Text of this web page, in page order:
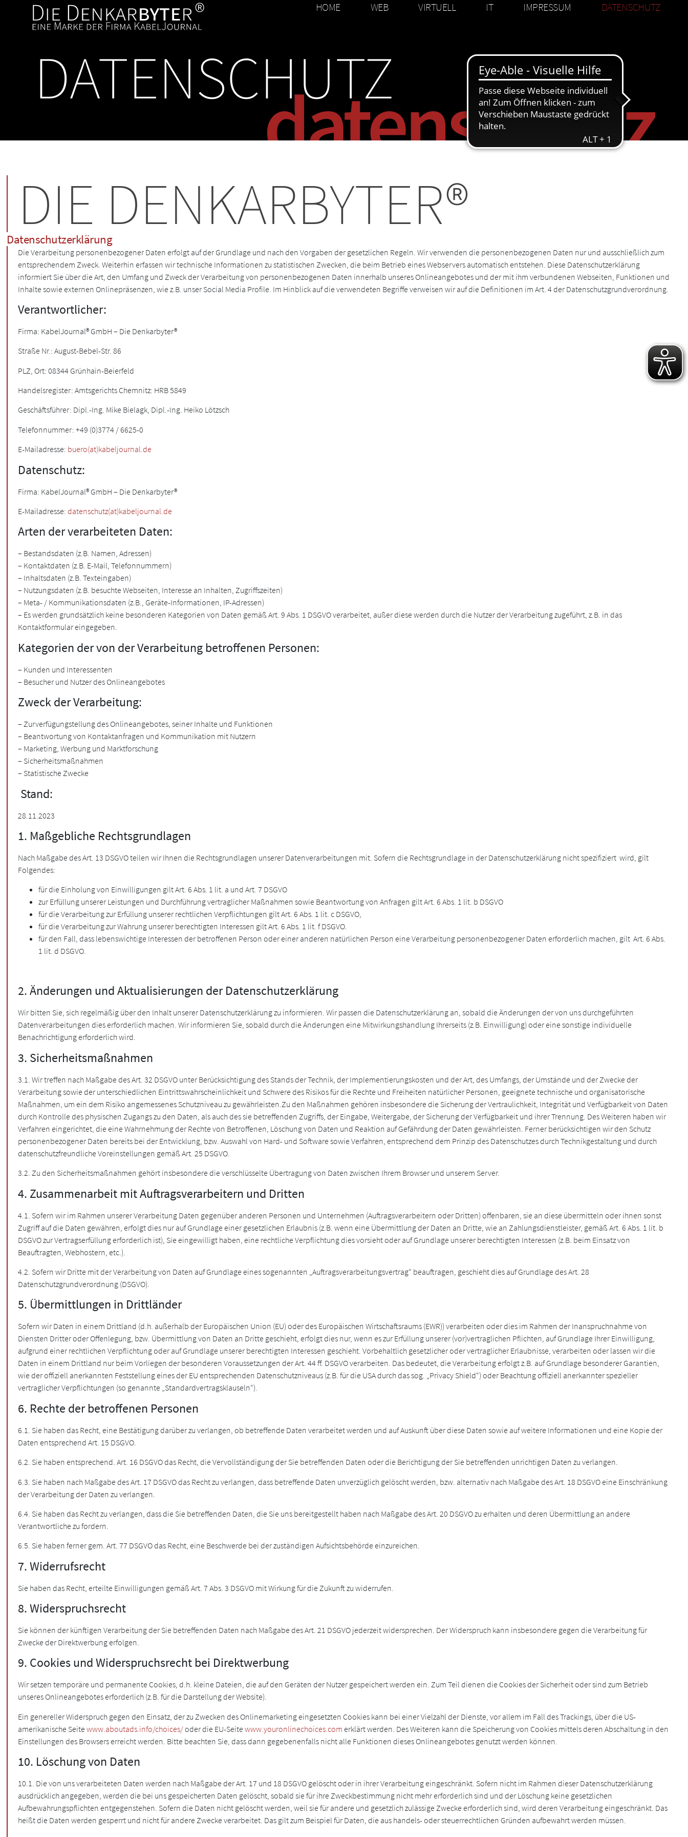
HOME WEB VIRTUELL IT IMPRESSUM DATENSCHUTZ
DATENSCHUTZdatenschutz
DIE DENKARBYTER®
Datenschutzerklärung
Die Verarbeitung personenbezogener Daten erfolgt auf der Grundlage und nach den Vorgaben der gesetzlichen Regeln. Wir verwenden die personenbezogenen Daten nur und ausschließlich zum
entsprechendem Zweck. Weiterhin erfassen wir technische Informationen zu statistischen Zwecken, die beim Betrieb eines Webservers automatisch entstehen. Diese Datenschutzerklärung
informiert Sie über die Art, den Umfang und Zweck der Verarbeitung von personenbezogenen Daten innerhalb unseres Onlineangebotes und der mit ihm verbundenen Webseiten, Funktionen und
Inhalte sowie externen Onlinepräsenzen, wie z.B. unser Social Media Profile. Im Hinblick auf die verwendeten Begriffe verweisen wir auf die Definitionen im Art. 4 der Datenschutzgrundverordnung.
Verantwortlicher:
Firma: KabelJournal® GmbH – Die Denkarbyter®
Straße Nr.: August-Bebel-Str. 86
PLZ, Ort: 08344 Grünhain-Beierfeld
Handelsregister: Amtsgerichts Chemnitz: HRB 5849
Geschäftsführer: Dipl.-Ing. Mike Bielagk, Dipl.-Ing. Heiko Lötzsch
Telefonnummer: +49 (0)3774 / 6625-0
E-Mailadresse: buero(at)kabeljournal.de
Datenschutz:
Firma: KabelJournal® GmbH – Die Denkarbyter®
E-Mailadresse:datenschutz(at)kabeljournal.de
Arten der verarbeiteten Daten:
– Bestandsdaten (z.B. Namen, Adressen)
– Kontaktdaten (z.B. E-Mail, Telefonnummern)
– Inhaltsdaten (z.B. Texteingaben)
– Nutzungsdaten (z.B. besuchte Webseiten, Interesse an Inhalten, Zugriffszeiten)
– Meta- / Kommunikationsdaten (z.B., Geräte-Informationen, IP-Adressen)
– Es werden grundsätzlich keine besonderen Kategorien von Daten gemäß Art. 9 Abs. 1 DSGVO verarbeitet, außer diese werden durch die Nutzer der Verarbeitung zugeführt, z.B. in das
Kontaktformular eingegeben.
Kategorien der von der Verarbeitung betroffenen Personen:
– Kunden und Interessenten
– Besucher und Nutzer des Onlineangebotes
Zweck der Verarbeitung:
– Zurverfügungstellung des Onlineangebotes, seiner Inhalte und Funktionen
– Beantwortung von Kontaktanfragen und Kommunikation mit Nutzern
– Marketing, Werbung und Marktforschung
– Sicherheitsmaßnahmen
– Statistische Zwecke
Stand:
28.11.2023
1. Maßgebliche Rechtsgrundlagen
Nach Maßgabe des Art. 13 DSGVO teilen wir Ihnen die Rechtsgrundlagen unserer Datenverarbeitungen mit. Sofern die Rechtsgrundlage in der Datenschutzerklärung nicht spezifiziert wird, gilt
Folgendes:
für die Einholung von Einwilligungen gilt Art. 6 Abs. 1 lit. a und Art. 7 DSGVO
zur Erfüllung unserer Leistungen und Durchführung vertraglicher Maßnahmen sowie Beantwortung von Anfragen gilt Art. 6 Abs. 1 lit. b DSGVO
für die Verarbeitung zur Erfüllung unserer rechtlichen Verpflichtungen gilt Art. 6 Abs. 1 lit. c DSGVO,
für die Verarbeitung zur Wahrung unserer berechtigten Interessen gilt Art. 6 Abs. 1 lit. f DSGVO.
für den Fall, dass lebenswichtige Interessen der betroffenen Person oder einer anderen natürlichen Person eine Verarbeitung personenbezogener Daten erforderlich machen, gilt Art. 6 Abs.
1 lit. d DSGVO.
2. Änderungen und Aktualisierungen der Datenschutzerklärung
Wir bitten Sie, sich regelmäßig über den Inhalt unserer Datenschutzerklärung zu informieren. Wir passen die Datenschutzerklärung an, sobald die Änderungen der von uns durchgeführten
Datenverarbeitungen dies erforderlich machen. Wir informieren Sie, sobald durch die Änderungen eine Mitwirkungshandlung Ihrerseits (z.B. Einwilligung) oder eine sonstige individuelle
Benachrichtigung erforderlich wird.
3. Sicherheitsmaßnahmen
3.1. Wir treffen nach Maßgabe des Art. 32 DSGVO unter Berücksichtigung des Stands der Technik, der Implementierungskosten und der Art, des Umfangs, der Umstände und der Zwecke der
Verarbeitung sowie der unterschiedlichen Eintrittswahrscheinlichkeit und Schwere des Risikos für die Rechte und Freiheiten natürlicher Personen, geeignete technische und organisatorische
Maßnahmen, um ein dem Risiko angemessenes Schutzniveau zu gewährleisten.Zu den Maßnahmen gehören insbesondere die Sicherung der Vertraulichkeit, Integrität und Verfügbarkeit von Daten
durch Kontrolle des physischen Zugangs zu den Daten, als auch des sie betreffenden Zugriffs, der Eingabe, Weitergabe, der Sicherung der Verfügbarkeit und ihrer Trennung. Des Weiteren haben wir
Verfahren eingerichtet, die eine Wahrnehmung der Rechte von Betroffenen, Löschung von Daten und Reaktion auf Gefährdung der Daten gewährleisten. Ferner berücksichtigen wir den Schutz
personenbezogener Daten bereits bei der Entwicklung, bzw. Auswahl von Hard- und Software sowie Verfahren, entsprechend dem Prinzip des Datenschutzes durch Technikgestaltung und durch
datenschutzfreundliche Voreinstellungen gemäß Art. 25 DSGVO.
3.2. Zu den Sicherheitsmaßnahmen gehört insbesondere die verschlüsselte Übertragung von Daten zwischen Ihrem Browser und unserem Server.
4. Zusammenarbeit mit Auftragsverarbeitern und Dritten
4.1. Sofern wir im Rahmen unserer Verarbeitung Daten gegenüber anderen Personen und Unternehmen (Auftragsverarbeitern oder Dritten) offenbaren, sie an diese übermitteln oder ihnen sonst
Zugriff auf die Daten gewähren, erfolgt dies nur auf Grundlage einer gesetzlichen Erlaubnis (z.B. wenn eine Übermittlung der Daten an Dritte, wie an Zahlungsdienstleister, gemäß Art. 6 Abs. 1 lit. b
DSGVO zur Vertragserfüllung erforderlich ist), Sie eingewilligt haben, eine rechtliche Verpflichtung dies vorsieht oder auf Grundlage unserer berechtigten Interessen (z.B. beim Einsatz von
Beauftragten, Webhostern, etc.).
4.2. Sofern wir Dritte mit der Verarbeitung von Daten auf Grundlage eines sogenannten „Auftragsverarbeitungsvertrag“ beauftragen, geschieht dies auf Grundlage des Art. 28
Datenschutzgrundverordnung (DSGVO).
5. Übermittlungen in Drittländer
Sofern wir Daten in einem Drittland (d.h. außerhalb der Europäischen Union (EU) oder des Europäischen Wirtschaftsraums (EWR)) verarbeiten oder dies im Rahmen der Inanspruchnahme von
Diensten Dritter oder Offenlegung, bzw. Übermittlung von Daten an Dritte geschieht, erfolgt dies nur, wenn es zur Erfüllung unserer (vor)vertraglichen Pflichten, auf Grundlage Ihrer Einwilligung,
aufgrund einer rechtlichen Verpflichtung oder auf Grundlage unserer berechtigten Interessen geschieht. Vorbehaltlich gesetzlicher oder vertraglicher Erlaubnisse, verarbeiten oder lassen wir die
Daten in einem Drittland nur beim Vorliegen der besonderen Voraussetzungen der Art. 44 ff. DSGVO verarbeiten. Das bedeutet, die Verarbeitung erfolgt z.B. auf Grundlage besonderer Garantien,
wie der offiziell anerkannten Feststellung eines der EU entsprechenden Datenschutzniveaus (z.B. für die USA durch das sog. „Privacy Shield“) oder Beachtung offiziell anerkannter spezieller
vertraglicher Verpflichtungen (so genannte „Standardvertragsklauseln“).
6. Rechte der betroffenen Personen
6.1. Sie haben das Recht, eine Bestätigung darüber zu verlangen, ob betreffende Daten verarbeitet werden und auf Auskunft über diese Daten sowie auf weitere Informationen und eine Kopie der
Daten entsprechend Art. 15 DSGVO.
6.2. Sie haben entsprechend. Art. 16 DSGVO das Recht, die Vervollständigung der Sie betreffenden Daten oder die Berichtigung der Sie betreffenden unrichtigen Daten zu verlangen.
6.3. Sie haben nach Maßgabe des Art. 17 DSGVO das Recht zu verlangen, dass betreffende Daten unverzüglich gelöscht werden, bzw. alternativ nach Maßgabe des Art. 18 DSGVO eine Einschränkung
der Verarbeitung der Daten zu verlangen.
6.4. Sie haben das Recht zu verlangen, dass die Sie betreffenden Daten, die Sie uns bereitgestellt haben nach Maßgabe des Art. 20 DSGVO zu erhalten und deren Übermittlung an andere
Verantwortliche zu fordern.
6.5. Sie haben ferner gem. Art. 77 DSGVO das Recht, eine Beschwerde bei der zuständigen Aufsichtsbehörde einzureichen.
7. Widerrufsrecht
Sie haben das Recht, erteilte Einwilligungen gemäß Art. 7 Abs. 3 DSGVO mit Wirkung für die Zukunft zu widerrufen.
8. Widerspruchsrecht
Sie können der künftigen Verarbeitung der Sie betreffenden Daten nach Maßgabe des Art. 21 DSGVO jederzeit widersprechen. Der Widerspruch kann insbesondere gegen die Verarbeitung für
Zwecke der Direktwerbung erfolgen.
9. Cookies und Widerspruchsrecht bei Direktwerbung
Wir setzen temporäre und permanente Cookies, d.h. kleine Dateien, die auf den Geräten der Nutzer gespeichert werden ein. Zum Teil dienen die Cookies der Sicherheit oder sind zum Betrieb
unseres Onlineangebotes erforderlich (z.B. für die Darstellung der Website).
Ein genereller Widerspruch gegen den Einsatz, der zu Zwecken des Onlinemarketing eingesetzten Cookies kann bei einer Vielzahl der Dienste, vor allem im Fall des Trackings, über die US-
amerikanische Seitewww.aboutads.info/choices/oder die EU-Seitewww.youronlinechoices.com erklärt werden. Des Weiteren kann die Speicherung von Cookies mittels deren Abschaltung in den
Einstellungen des Browsers erreicht werden. Bitte beachten Sie, dass dann gegebenenfalls nicht alle Funktionen dieses Onlineangebotes genutzt werden können.
10. Löschung von Daten
10.1. Die von uns verarbeiteten Daten werden nach Maßgabe der Art. 17 und 18 DSGVO gelöscht oder in ihrer Verarbeitung eingeschränkt. Sofern nicht im Rahmen dieser Datenschutzerklärung
ausdrücklich angegeben, werden die bei uns gespeicherten Daten gelöscht, sobald sie für ihre Zweckbestimmung nicht mehr erforderlich sind und der Löschung keine gesetzlichen
Aufbewahrungspflichten entgegenstehen. Sofern die Daten nicht gelöscht werden, weil sie für andere und gesetzlich zulässige Zwecke erforderlich sind, wird deren Verarbeitung eingeschränkt. Das
heißt die Daten werden gesperrt und nicht für andere Zwecke verarbeitet. Das gilt zum Beispiel für Daten, die aus handels- oder steuerrechtlichen Gründen aufbewahrt werden müssen.